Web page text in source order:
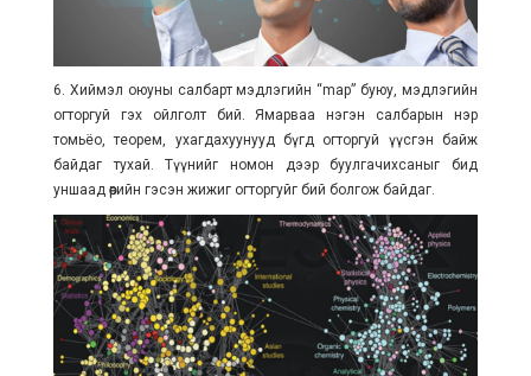
6. Хиймэл оюуны салбарт мэдлэгийн “map” буюу, мэдлэгийн
огторгуй гэх ойлголт бий. Ямарваа нэгэн салбарын нэр
томьёо, теорем, ухагдахуунууд бүгд огторгуй үүсгэн байж
байдаг тухай. Түүнийг номон дээр буулгачихсаныг бид
уншаад өөрийн гэсэн жижиг огторгуйг бий болгож байдаг.